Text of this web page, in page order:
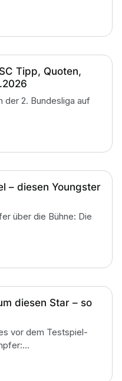
Tipp, Quoten,
der 2. Bundesliga auf
– diesen Youngster
über die Bühne: Die
diesen Star – so
vor dem Testspiel-